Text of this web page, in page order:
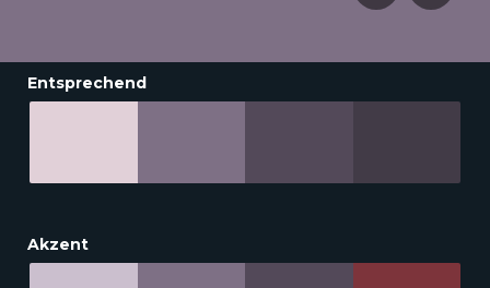
Entsprechend
Akzent